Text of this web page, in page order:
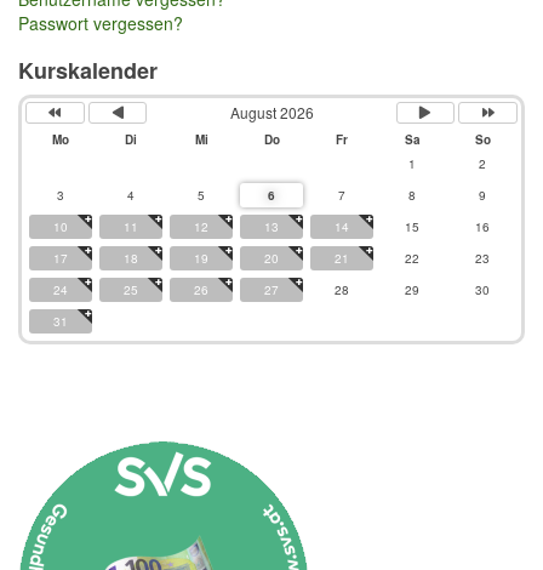
Passwort vergessen?
Kurskalender
August 2026
Mo Di Mi Do Fr Sa
So
1
2
3
4 5 6 7 8
9
10
11 12 13 14 15
16
17
18 19 20 21 22
23
24
25 26 27 28 29
30
31